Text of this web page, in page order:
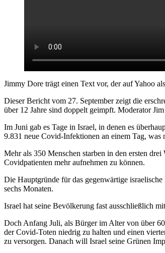
Jimmy Dore trägt einen Text vor, der auf Yahoo
Dieser Bericht vom 27. September zeigt die
über 12 Jahre sind doppelt geimpft. Moderator
Im Juni gab es Tage in Israel, in denen es
9.831 neue Covid-Infektionen an einem Tag,
Mehr als 350 Menschen starben in den ersten
Covidpatienten mehr aufnehmen zu können.
Die Hauptgründe für das gegenwärtige
sechs Monaten.
Israel hat seine Bevölkerung fast ausschließlich
Doch Anfang Juli, als Bürger im Alter von über
der Covid-Toten niedrig zu halten und einen
zu versorgen. Danach will Israel seine Grünen